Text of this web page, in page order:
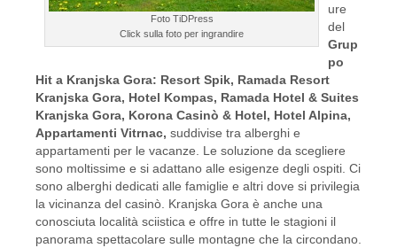
Foto TiDPress
Click sulla foto per ingrandire
ure
del
Grup
po
Hit a Kranjska Gora: Resort Spik, Ramada Resort
Kranjska Gora, Hotel Kompas, Ramada Hotel & Suites
Kranjska Gora, Korona Casinò & Hotel, Hotel Alpina,
Appartamenti Vitrnac, suddivise tra alberghi e
appartamenti per le vacanze. Le soluzione da scegliere
sono moltissime e si adattano alle esigenze degli ospiti. Ci
sono alberghi dedicati alle famiglie e altri dove si privilegia
la vicinanza del casinò. Kranjska Gora è anche una
conosciuta località sciistica e offre in tutte le stagioni il
panorama spettacolare sulle montagne che la circondano.